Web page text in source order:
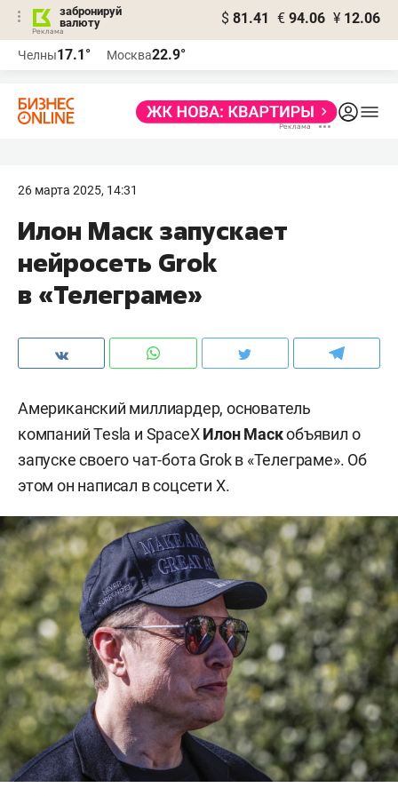
забронируй
валюту
$ 81.41 € 94.06 ¥ 12.06
Челны17.1° Москва22.9°
26 марта 2025, 14:31
Илон Маск запускает
нейросеть Grok
в «Телеграме»
Американский миллиардер, основатель
компаний Tesla и SpaceXИлон Маскобъявил о
запуске своего чат-бота Grok в «Телеграме». Об
этом он написал в соцсети X.